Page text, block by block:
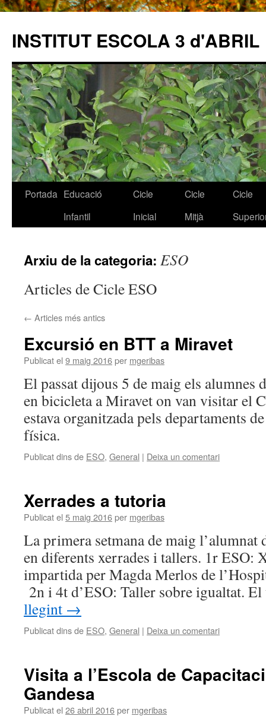
INSTITUT ESCOLA 3 d'ABRIL
Vés
Portada Educació
Infantil
Cicle
Inicial
Cicle
Mitjà
Cicle
Arxiu de la categoria: ESO
Articles de Cicle ESO
← Articles més antics
Excursió en BTT a Miravet
Publicat el 9 maig 2016per mgeribas
El passat dijous 5 de maig els alumnes
en bicicleta a Miravet on van visitar el
estava organitzada pels departaments
física.
Publicat dins de ESO, General | Deixa un comentari
Xerrades a tutoria
Publicat el 5 maig 2016per mgeribas
La primera setmana de maig l’alumnat
en diferents xerrades i tallers. 1r ESO:
impartida per Magda Merlos de
2n i 4t d’ESO: Taller sobre igualtat.
llegint →
Publicat dins de ESO, General | Deixa un comentari
Visita a l’Escola de
Gandesa
Publicat el 26 abril 2016per mgeribas